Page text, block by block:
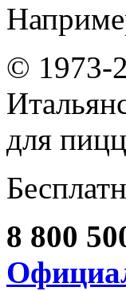
© 1973-
для
8 800